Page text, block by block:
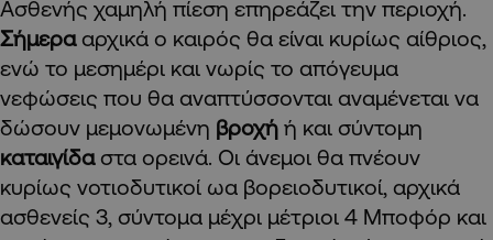
Ασθενής χαμηλή πίεση επηρεάζει την περιοχή.
Σήμερα αρχικά ο καιρός θα είναι κυρίως αίθριος,
ενώ το μεσημέρι και νωρίς το απόγευμα
νεφώσεις που θα αναπτύσσονται αναμένεται να
δώσουν μεμονωμένη βροχή ή και σύντομη
καταιγίδα στα ορεινά. Οι άνεμοι θα πνέουν
κυρίως νοτιοδυτικοί ωα βορειοδυτικοί, αρχικά
ασθενείς 3, σύντομα μέχρι μέτριοι 4 Μποφόρ και